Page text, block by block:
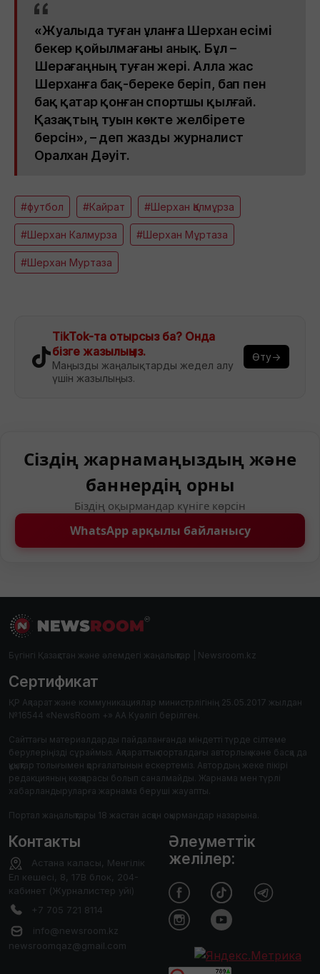
«Жуалыда туған ұланға Шерхан есімі
бекер қойылмағаны анық. Бұл –
Шерағаңның туған жері. Алла жас
Шерханға бақ-береке беріп, бап пен
бақ қатар қонған спортшы қылғай.
Қазақтың туын көкте желбірете
берсін», – деп жазды журналист
Оралхан Дәуіт.
#футбол #Кайрат #Шерхан Қалмұрза
#Шерхан Калмурза #Шерхан Мұртаза
#Шерхан Муртаза
TikTok-та отырсыз ба? Онда
бізге жазылыңыз.
Маңызды жаңалықтарды жедел алу
үшін жазылыңыз.
Өту→
Сіздің жарнамаңыздың және
баннердің орны
Біздің оқырмандар күніге көрсін
WhatsApp арқылы байланысу
Бүгінгі Қазақстан және әлемдегі жаңалықтар | Newsroom.kz
Сертификат
ҚР Ақпарат және коммуникациялар министрлігінің 25.05.2017 жылдан
№16544 «NewsRoom +» АА Куәлігі берілген.
Сайттағы материалдарды пайдаланғанда міндетті түрде сілтеме
берулеріңізді сұраймыз. Ақпараттық порталдағы авторлық және басқа да
құқықтар толығымен қорғалатынын ескертеміз. Автордың жеке пікірі
редакцияның көзқарасы болып саналмайды. Жарнама мен түрлі
хабарландыруларға жарнама беруші жауапты.
Портал жаңалықтары 18 жастан асқан оқырмандар назарына.
Контакты
Астана каласы, Менгілік
Ел кешесі, 8, 17В блок, 204-
кабинет (Журналистер уйі)
+7 705 721 8114
info@newsroom.kz
newsroomqaz@gmail.com
Әлеуметтік
желілер: